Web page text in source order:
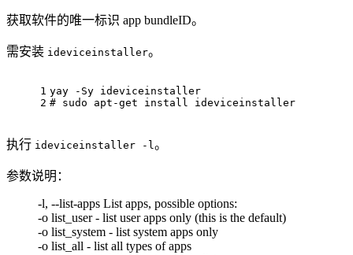
获取软件的唯一标识 app bundleID。
需安装 ideviceinstaller。
1
2
yay -Sy ideviceinstaller
# sudo apt-get install ideviceinstaller
执行 ideviceinstaller -l 。
参数说明：
-l, --list-apps List apps, possible options:
-o list_user - list user apps only (this is the default)
-o list_system - list system apps only
-o list_all - list all types of apps